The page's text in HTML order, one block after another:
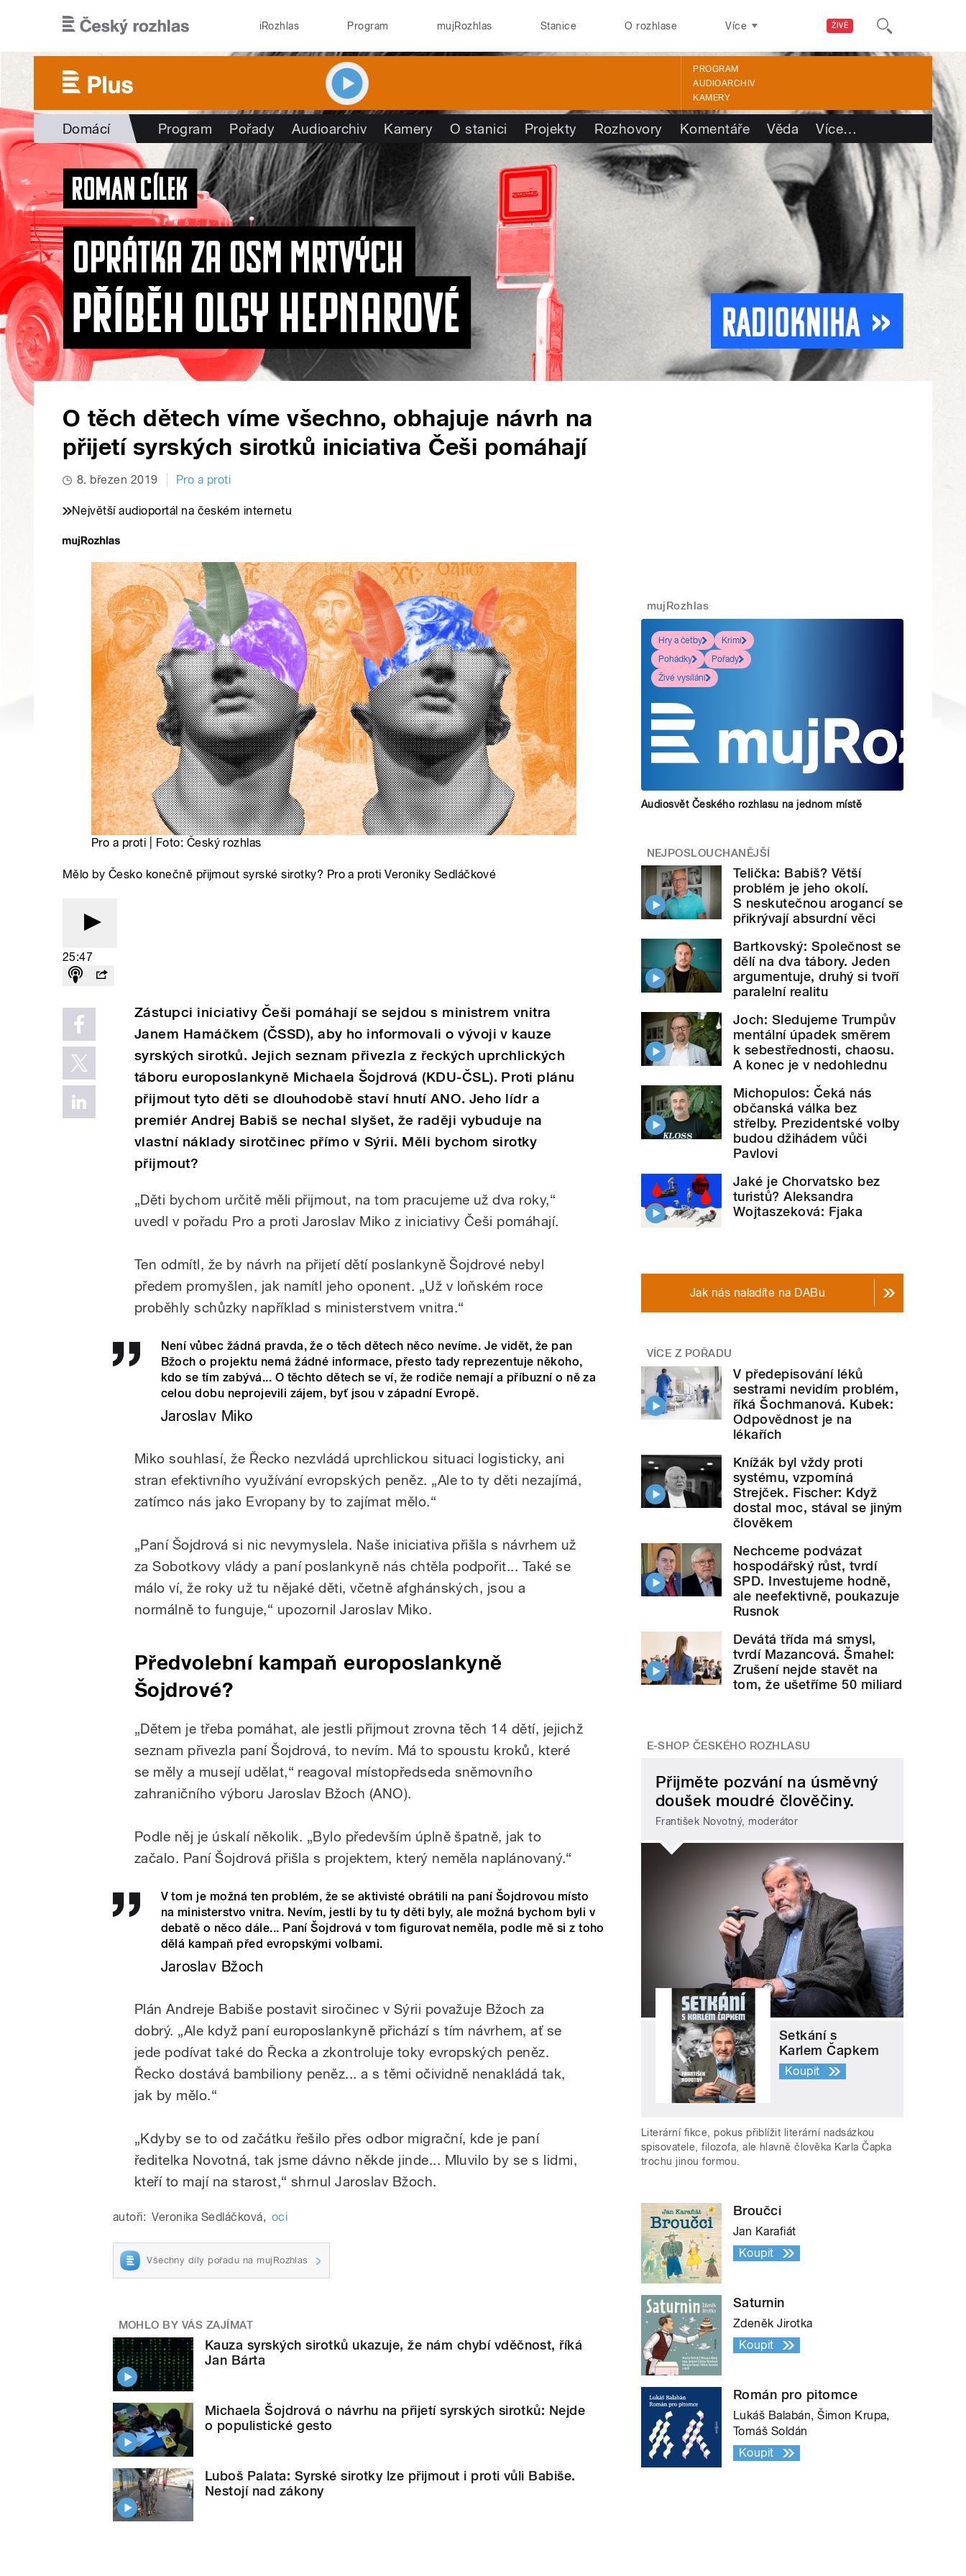
ŽIVĚ
iRozhlas Program mujRozhlas Stanice O rozhlase Více
PROGRAM
AUDIOARCHIV
KAMERY
Domácí Program Pořady Audioarchiv Kamery O stanici Projekty Rozhovory Komentáře Věda Více…
O těch dětech víme všechno, obhajuje návrh na
přijetí syrských sirotků iniciativa Češi pomáhají
8. březen 2019 Pro a proti
Největší audioportál na českém internetu
Pro a proti | Foto: Český rozhlas
Mělo by Česko konečně přijmout syrské sirotky? Pro a proti Veroniky Sedláčkové
25:47
Zástupci iniciativy Češi pomáhají se sejdou s ministrem vnitra
Janem Hamáčkem (ČSSD), aby ho informovali o vývoji v kauze
syrských sirotků. Jejich seznam přivezla z řeckých uprchlických
táboru europoslankyně Michaela Šojdrová (KDU-ČSL). Proti plánu
přijmout tyto děti se dlouhodobě staví hnutí ANO. Jeho lídr a
premiér Andrej Babiš se nechal slyšet, že raději vybuduje na
vlastní náklady sirotčinec přímo v Sýrii. Měli bychom sirotky
přijmout?
„Děti bychom určitě měli přijmout, na tom pracujeme už dva roky,“
uvedl v pořadu Pro a proti Jaroslav Miko z iniciativy Češi pomáhají.
Ten odmítl, že by návrh na přijetí dětí poslankyně Šojdrové nebyl
předem promyšlen, jak namítl jeho oponent. „Už v loňském roce
proběhly schůzky například s ministerstvem vnitra.“
Není vůbec žádná pravda, že o těch dětech něco nevíme. Je vidět, že pan
Bžoch o projektu nemá žádné informace, přesto tady reprezentuje někoho,
kdo se tím zabývá... O těchto dětech se ví, že rodiče nemají a příbuzní o ně za
celou dobu neprojevili zájem, byť jsou v západní Evropě.
Jaroslav Miko
Miko souhlasí, že Řecko nezvládá uprchlickou situaci logisticky, ani
stran efektivního využívání evropských peněz. „Ale to ty děti nezajímá,
zatímco nás jako Evropany by to zajímat mělo.“
„Paní Šojdrová si nic nevymyslela. Naše iniciativa přišla s návrhem už
za Sobotkovy vlády a paní poslankyně nás chtěla podpořit... Také se
málo ví, že roky už tu nějaké děti, včetně afghánských, jsou a
normálně to funguje,“ upozornil Jaroslav Miko.
Předvolební kampaň europoslankyně
Šojdrové?
„Dětem je třeba pomáhat, ale jestli přijmout zrovna těch 14 dětí, jejichž
seznam přivezla paní Šojdrová, to nevím. Má to spoustu kroků, které
se měly a musejí udělat,“ reagoval místopředseda sněmovního
zahraničního výboru Jaroslav Bžoch (ANO).
Podle něj je úskalí několik. „Bylo především úplně špatně, jak to
začalo. Paní Šojdrová přišla s projektem, který neměla naplánovaný.“
V tom je možná ten problém, že se aktivisté obrátili na paní Šojdrovou místo
na ministerstvo vnitra. Nevím, jestli by tu ty děti byly, ale možná bychom byli v
debatě o něco dále... Paní Šojdrová v tom figurovat neměla, podle mě si z toho
dělá kampaň před evropskými volbami.
Jaroslav Bžoch
Plán Andreje Babiše postavit siročinec v Sýrii považuje Bžoch za
dobrý. „Ale když paní europoslankyně přichází s tím návrhem, ať se
jede podívat také do Řecka a zkontroluje toky evropských peněz.
Řecko dostává bambiliony peněz... a s těmi očividně nenakládá tak,
jak by mělo.“
„Kdyby se to od začátku řešilo přes odbor migrační, kde je paní
ředitelka Novotná, tak jsme dávno někde jinde... Mluvilo by se s lidmi,
kteří to mají na starost,“ shrnul Jaroslav Bžoch.
autoři: Veronika Sedláčková, oci
Všechny díly pořadu na mujRozhlas
MOHLO BY VÁS ZAJÍMAT
Kauza syrských sirotků ukazuje, že nám chybí vděčnost, říká
Jan Bárta
Michaela Šojdrová o návrhu na přijetí syrských sirotků: Nejde
o populistické gesto
Luboš Palata: Syrské sirotky lze přijmout i proti vůli Babiše.
Nestojí nad zákony
mujRozhlas
Hry a četby
Krimi
Pohádky
Pořady
Živé vysílání
Audiosvět Českého rozhlasu na jednom místě
NEJPOSLOUCHANĚJŠÍ
Telička: Babiš? Větší
problém je jeho okolí.
S neskutečnou arogancí se
přikrývají absurdní věci
Bartkovský: Společnost se
dělí na dva tábory. Jeden
argumentuje, druhý si tvoří
paralelní realitu
Joch: Sledujeme Trumpův
mentální úpadek směrem
k sebestřednosti, chaosu.
A konec je v nedohlednu
Michopulos: Čeká nás
občanská válka bez
střelby. Prezidentské volby
budou džihádem vůči
Pavlovi
Jaké je Chorvatsko bez
turistů? Aleksandra
Wojtaszeková: Fjaka
Jak nás naladíte na DABu
VÍCE Z POŘADU
V předepisování léků
sestrami nevidím problém,
říká Šochmanová. Kubek:
Odpovědnost je na
lékařích
Knížák byl vždy proti
systému, vzpomíná
Strejček. Fischer: Když
dostal moc, stával se jiným
člověkem
Nechceme podvázat
hospodářský růst, tvrdí
SPD. Investujeme hodně,
ale neefektivně, poukazuje
Rusnok
Devátá třída má smysl,
tvrdí Mazancová. Šmahel:
Zrušení nejde stavět na
tom, že ušetříme 50 miliard
E-SHOP ČESKÉHO ROZHLASU
Přijměte pozvání na úsměvný
doušek moudré člověčiny.
František Novotný, moderátor
Setkání s
Karlem Čapkem
Koupit
Literární fikce, pokus přiblížit literární nadsázkou
spisovatele, filozofa, ale hlavně člověka Karla Čapka
trochu jinou formou.
Broučci
Jan Karafiát
Koupit
Saturnin
Zdeněk Jirotka
Koupit
Román pro pitomce
Lukáš Balabán, Šimon Krupa,
Tomáš Soldán
Koupit